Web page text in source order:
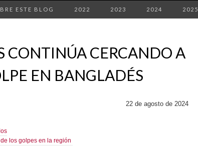
ESTE BLOG 2022 2023 2024 2025
CONTINÚA CERCANDO A
EN BANGLADÉS
22 de agosto de 2024
los golpes en la región